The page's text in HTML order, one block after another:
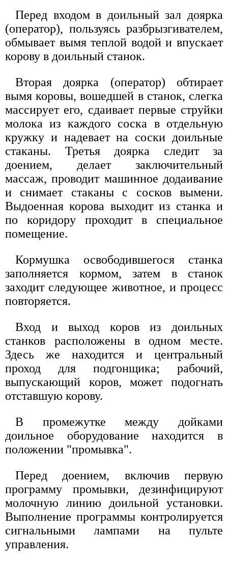
Перед входом в доильный зал доярка
(оператор), пользуясь разбрызгивателем,
обмывает вымя теплой водой и впускает
корову в доильный станок.
Вторая доярка (оператор) обтирает
вымя коровы, вошедшей в станок, слегка
массирует его, сдаивает первые струйки
молока из каждого соска в отдельную
кружку и надевает на соски доильные
стаканы. Третья доярка следит за
доением, делает заключительный
массаж, проводит машинное додаивание
и снимает стаканы с сосков вымени.
Выдоенная корова выходит из станка и
по коридору проходит в специальное
помещение.
Кормушка освободившегося станка
заполняется кормом, затем в станок
заходит следующее животное, и процесс
повторяется.
Вход и выход коров из доильных
станков расположены в одном месте.
Здесь же находится и центральный
проход для подгонщика; рабочий,
выпускающий коров, может подогнать
отставшую корову.
В промежутке между дойками
доильное оборудование находится в
положении "промывка".
Перед доением, включив первую
программу промывки, дезинфицируют
молочную линию доильной установки.
Выполнение программы контролируется
сигнальными лампами на пульте
управления.